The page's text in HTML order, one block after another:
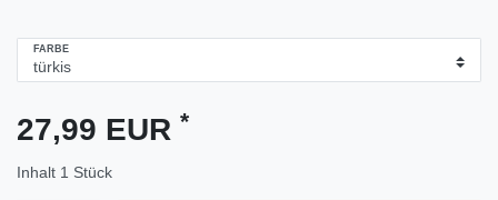
FARBE
27,99 EUR *
Inhalt 1 Stück